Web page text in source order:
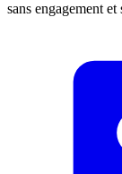
sans engagement